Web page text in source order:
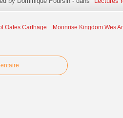
Oates Carthage... Moonrise Kingdom Wes